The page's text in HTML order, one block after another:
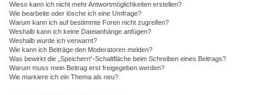
Wieso kann ich nicht mehr Antwortmöglichkeiten erstellen?
Wie bearbeite oder lösche ich eine Umfrage?
Warum kann ich auf bestimmte Foren nicht zugreifen?
Weshalb kann ich keine Dateianhänge anfügen?
Weshalb wurde ich verwarnt?
Wie kann ich Beiträge den Moderatoren melden?
Was bewirkt die „Speichern“-Schaltfläche beim Schreiben eines Beitrags?
Warum muss mein Beitrag erst freigegeben werden?
Wie markiere ich ein Thema als neu?